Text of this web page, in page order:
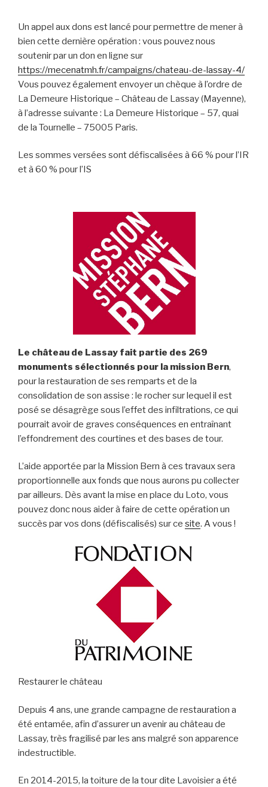
Un appel aux dons est lancé pour permettre de mener à
bien cette dernière opération : vous pouvez nous
soutenir par un don en ligne sur
https://mecenatmh.fr/campaigns/chateau-de-lassay-4/
Vous pouvez également envoyer un chèque à l’ordre de
La Demeure Historique – Château de Lassay (Mayenne),
à l’adresse suivante : La Demeure Historique – 57, quai
de la Tournelle – 75005 Paris.
Les sommes versées sont défiscalisées à 66 % pour l’IR
et à 60 % pour l’IS
Le château de Lassay fait partie des 269
monuments sélectionnés pour la mission Bern,
pour la restauration de ses remparts et de la
consolidation de son assise : le rocher sur lequel il est
posé se désagrège sous l’effet des infiltrations, ce qui
pourrait avoir de graves conséquences en entraînant
l’effondrement des courtines et des bases de tour.
L’aide apportée par la Mission Bern à ces travaux sera
proportionnelle aux fonds que nous aurons pu collecter
par ailleurs. Dès avant la mise en place du Loto, vous
pouvez donc nous aider à faire de cette opération un
succès par vos dons (défiscalisés) sur ce site. A vous !
Restaurer le château
Depuis 4 ans, une grande campagne de restauration a
été entamée, afin d’assurer un avenir au château de
Lassay, très fragilisé par les ans malgré son apparence
indestructible.
En 2014-2015, la toiture de la tour dite Lavoisier a été